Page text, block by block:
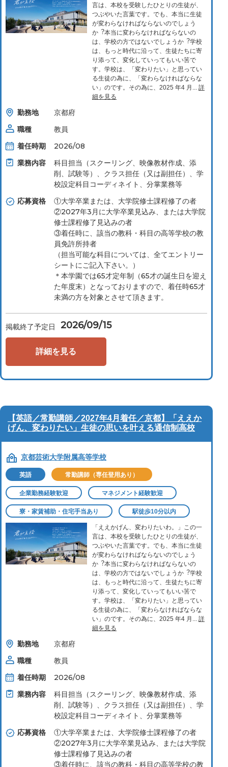
⾔は、本校を受験したひとりの⽣徒が、
つぶやいた⾔葉です。でも、本当に⽣徒
が変わらなければならないのでしょう
か︖本当に変わらなければならないの
は、学校の⽅ではないでしょうか︖学校
は、もっと時代に沿って、⽣徒たちに寄
り添って、変化していってもいい筈で
す。学校は、「変わりたい」と思ってい
る⽣徒の為に、「変わらなければならな
い」のです。その為に、2025 年4 ⽉... 詳
細を見る
勤務地
京都府
職種
教員
着任時期
2026/08
業務内容
科⽬担当（スクーリング、映像教材作成、添
削、試験等）、クラス担任（⼜は副担任）、学
校設定科⽬コーディネイト、分掌業務等
応募資格
①大学卒業または、大学院修士課程修了の者
②2027年3月に大学卒業見込み、または大学院
修士課程修了見込みの者
③着任時に、該当の教科・科目の高等学校の教
員免許所持者
（担当可能な科目については、全てエントリー
シートにご記入下さい。）
＊本学園では65才定年制（65才の誕生日を迎え
た年度末）となっておりますので、着任時65才
未満の方を対象とさせて頂きます。
掲載終了予定日 2026/09/15
詳細を見る
【英語／常勤講師／2027年4月着任／京都】「ええか
げん、変わりたい」生徒の思いを叶える通信制高校
京都芸術大学附属高等学校
英語 常勤講師（専任登用あり）
企業勤務経験歓迎 マネジメント経験歓迎
寮・家賃補助・住宅手当あり 駅徒歩10分以内
「ええかげん、変わりたいわ。」この⼀
⾔は、本校を受験したひとりの⽣徒が、
つぶやいた⾔葉です。でも、本当に⽣徒
が変わらなければならないのでしょう
か︖本当に変わらなければならないの
は、学校の⽅ではないでしょうか︖学校
は、もっと時代に沿って、⽣徒たちに寄
り添って、変化していってもいい筈で
す。学校は、「変わりたい」と思ってい
る⽣徒の為に、「変わらなければならな
い」のです。その為に、2025 年4 ⽉... 詳
細を見る
勤務地
京都府
職種
教員
着任時期
2026/08
業務内容
科⽬担当（スクーリング、映像教材作成、添
削、試験等）、クラス担任（⼜は副担任）、学
校設定科⽬コーディネイト、分掌業務等
応募資格
①大学卒業または、大学院修士課程修了の者
②2027年3月に大学卒業見込み、または大学院
修士課程修了見込みの者
③着任時に、該当の教科・科目の高等学校の教